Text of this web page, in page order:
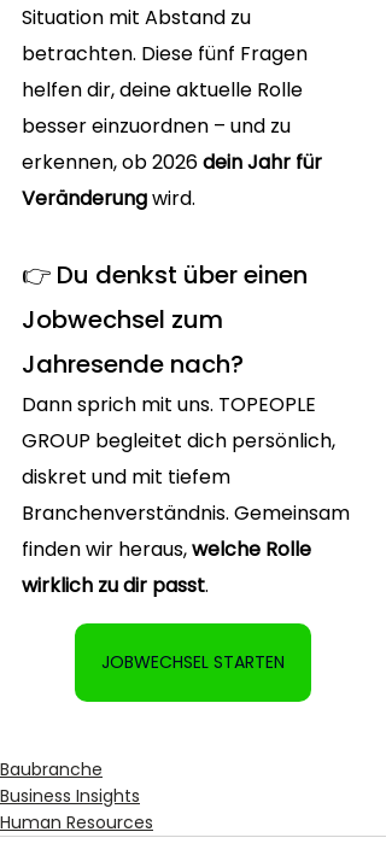
Situation mit Abstand zu
betrachten. Diese fünf Fragen
helfen dir, deine aktuelle Rolle
besser einzuordnen – und zu
erkennen, ob 2026 dein Jahr für
Veränderung wird.
👉 Du denkst über einen
Jobwechsel zum
Jahresende nach?
Dann sprich mit uns. TOPEOPLE
GROUP begleitet dich persönlich,
diskret und mit tiefem
Branchenverständnis. Gemeinsam
finden wir heraus, welche Rolle
wirklich zu dir passt.
JOBWECHSEL STARTEN
Baubranche
Business Insights
Human Resources